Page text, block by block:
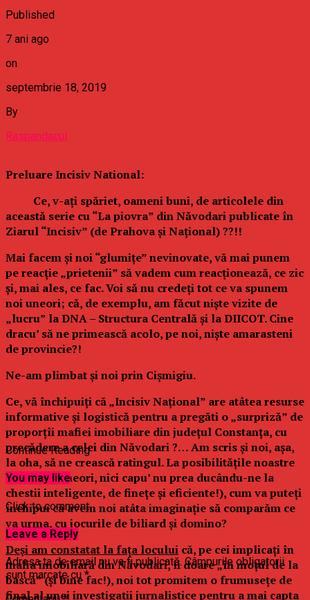
Published
7 ani ago
on
septembrie 18, 2019
By
Raspandacul
Preluare Incisiv National:
Ce, v-ați spăriet, oameni buni, de articolele din
această serie cu “La piovra” din Năvodari publicate în
Ziarul “Incisiv” (de Prahovași Național) ??!!
Mai facem și noi “glumițe” nevinovate, vămai punem
pe reacție „prietenii” să vadem cum reacționează, ce zic
și, mai ales, ce fac. Voi să nu credeți tot ce va spunem
noi uneori; că, de exemplu, am făcut niște vizite de
„lucru” la DNA – Structura Centrală și la DIICOT. Cine
dracu’ să ne primească acolo, pe noi, niște amarasteni
de provincie?!
Ne-am plimbat și noi prin Cișmigiu.
Ce, vă închipuiți că „Incisiv Național” are atâtea resurse
informative și logistică pentru a pregăti o „surpriză” de
proporțîi mafiei imobiliare din județul Constanța, cu
precădere a celei din Năvodari ?… Am scris și noi, așa,
la oha, să ne crească ratingul. La posibilitățile noastre
modeste (uneori, nici capu’ nu prea ducându-ne la
chestii inteligente, de finețe și eficiente!), cum va puteți
închipui că avem noi atâta imaginație să comparăm ce
va urma, cu jocurile de biliard și domino?
Deși am constatat la fața locului că, pe cei implicați în
mafia imobiliară din Năvodari, îi doare „în moțul de la
bască” (și bine fac!), noi tot promitem o frumusețe de
final al unei investigații jurnalistice pentru a mai capta
Continue Reading
You may like
Click to comment
Leave a Reply
Adresa ta de email nu va fi publicată. Câmpurile obligatorii
sunt marcate cu *